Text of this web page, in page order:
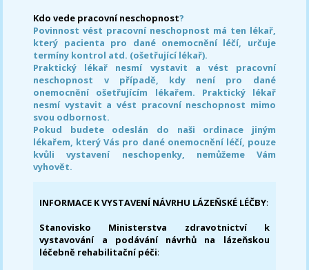
Kdo vede pracovní neschopnost?
Povinnost vést pracovní neschopnost má ten lékař,
který pacienta pro dané onemocnění léčí, určuje
termíny kontrol atd. (ošetřující lékař).
Praktický lékař nesmí vystavit a vést pracovní
neschopnost v případě, kdy není pro dané
onemocnění ošetřujícím lékařem. Praktický lékař
nesmí vystavit a vést pracovní neschopnost mimo
svou odbornost.
Pokud budete odeslán do naši ordinace jiným
lékařem, který Vás pro dané onemocnění léčí, pouze
kvůli vystavení neschopenky, nemůžeme Vám
vyhovět.
INFORMACE K VYSTAVENÍ NÁVRHU LÁZEŇSKÉ LÉČBY:
Stanovisko Ministerstva zdravotnictví k
vystavování a podávání návrhů na lázeňskou
léčebně rehabilitační péči: